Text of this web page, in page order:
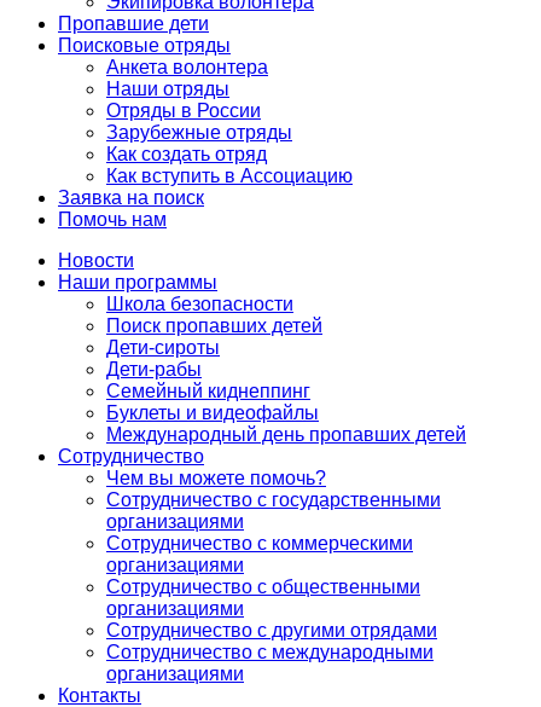
Пропавшие дети
Поисковые отряды
Анкета волонтера
Наши отряды
Отряды в России
Зарубежные отряды
Как создать отряд
Как вступить в Ассоциацию
Заявка на поиск
Помочь нам
Новости
Наши программы
Школа безопасности
Поиск пропавших детей
Дети-сироты
Дети-рабы
Семейный киднеппинг
Буклеты и видеофайлы
Международный день пропавших детей
Сотрудничество
Чем вы можете помочь?
Сотрудничество с государственными
организациями
Сотрудничество с коммерческими
организациями
Сотрудничество с общественными
организациями
Сотрудничество с другими отрядами
Сотрудничество с международными
организациями
Контакты